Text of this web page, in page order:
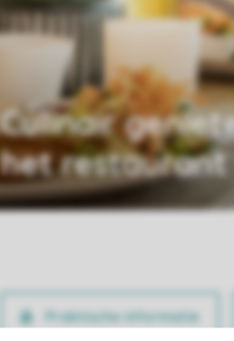
Culinair
het restaurant
Praktische informatie